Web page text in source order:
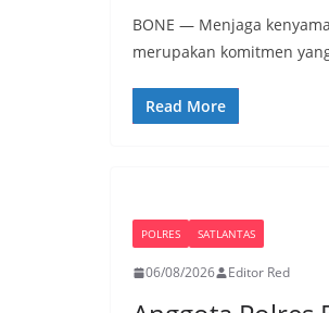
BONE — Menjaga
merupakan komitmen
Read More
POLRES SATLANTAS
06/08/2026 Editor Red